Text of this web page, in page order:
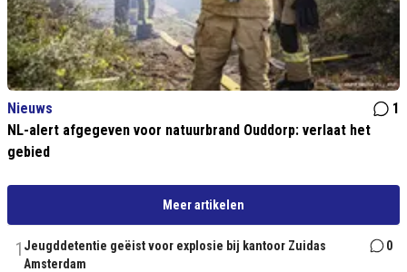
Nieuws
1
NL-alert afgegeven voor natuurbrand Ouddorp: verlaat het
gebied
Meer artikelen
1 Jeugddetentie geëist voor explosie bij kantoor Zuidas
Amsterdam
0